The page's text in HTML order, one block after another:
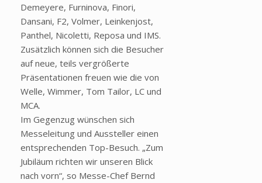
Demeyere, Furninova, Finori,
Dansani, F2, Volmer, Leinkenjost,
Panthel, Nicoletti, Reposa und IMS.
Zusätzlich können sich die Besucher
auf neue, teils vergrößerte
Präsentationen freuen wie die von
Welle, Wimmer, Tom Tailor, LC und
MCA.
Im Gegenzug wünschen sich
Messeleitung und Aussteller einen
entsprechenden Top-Besuch. „Zum
Jubiläum richten wir unseren Blick
nach vorn“, so Messe-Chef Bernd